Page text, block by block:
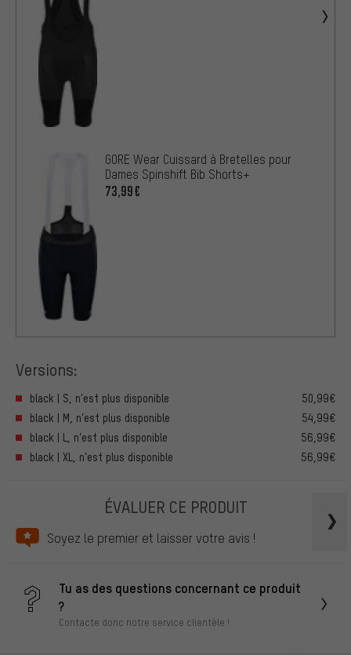
GORE Wear Cuissard à Bretelles pour
Dames Spinshift Bib Shorts+
73,99€
Versions:
black | S, n’est plus disponible
50,99€
black | M, n’est plus disponible
54,99€
black | L, n’est plus disponible
56,99€
black | XL, n’est plus disponible
56,99€
ÉVALUER CE PRODUIT
Soyez le premier et laisser votre avis !
Tu as des questions concernant ce produit
?
Contacte donc notre service clientèle !